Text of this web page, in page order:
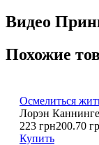
Видео
Похожие
Осмелиться
Лорэн
223 грн200.70
Купить